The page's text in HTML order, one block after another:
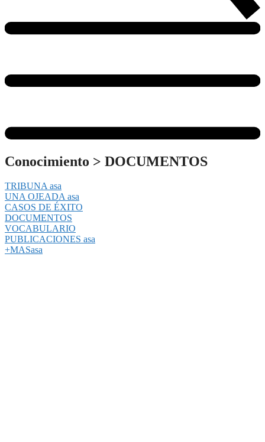
Conocimiento > DOCUMENTOS
TRIBUNA asa
UNA OJEADA asa
CASOS DE ÉXITO
DOCUMENTOS
VOCABULARIO
PUBLICACIONES asa
+MASasa